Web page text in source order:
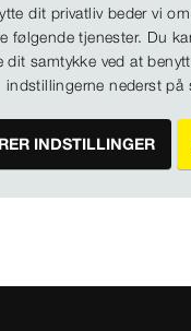
dit privatliv beder vi
følgende tjenester. Du
dit samtykke ved at
indstillingerne nederst på
INDSTILLINGER